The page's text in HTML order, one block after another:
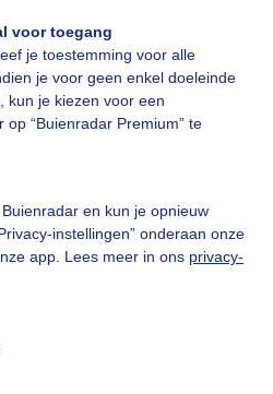
voor toegang
je toestemming voor alle
je voor geen enkel doeleinde
kun je kiezen voor een
“Buienradar Premium” te
en kun je opnieuw
instellingen” onderaan onze
app. Lees meer in ons privacy-